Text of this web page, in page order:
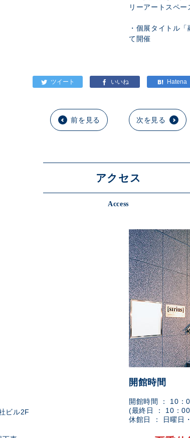
リーアートスペ
・個展タイトル
て開催
前を見る 次を見る
アクセス
Access
ビル2F
開館時間
開館時間 ： 10：
(最終日 ： 10：
休館日 ： 日曜日